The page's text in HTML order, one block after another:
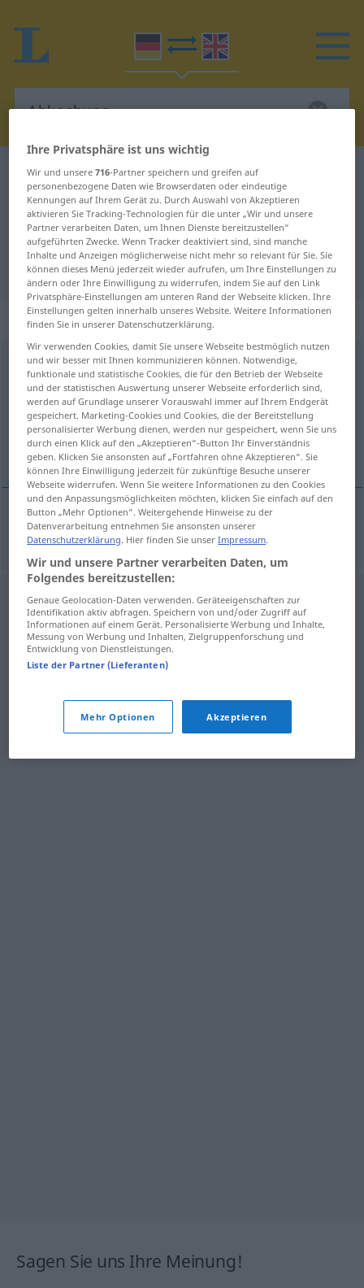
Deutsch-Englisch Wörterbuch Abkochung
Deutsch-Englisch Übersetzung für
"Abkochung"
"Abkochung" Englisch Übersetzung
„Abkochung“: Femininum
Abkochungf <Abkochung;Abkochungen>
Übersicht aller Übersetzungen
(Für mehr Details die Übersetzung anklicken/antippen)
decoction
decoction Abkochung CHEM
Sagen Sie uns Ihre Meinung!
Ihre Privatsphäre ist uns wichtig
Wir und unsere716-Partner speichern und greifen auf
personenbezogene Daten wie Browserdaten oder eindeutige
Kennungen auf Ihrem Gerät zu. Durch Auswahl von Akzeptieren
aktivieren Sie Tracking-Technologien für die unter „Wir und unsere
Partner verarbeiten Daten, um Ihnen Dienste bereitzustellen“
aufgeführten Zwecke. Wenn Tracker deaktiviert sind, sind manche
Inhalte und Anzeigen möglicherweise nicht mehr so relevant für Sie. Sie
können dieses Menü jederzeit wieder aufrufen, um Ihre Einstellungen zu
ändern oder Ihre Einwilligung zu widerrufen, indem Sie auf den Link
Privatsphäre-Einstellungen am unteren Rand der Webseite klicken. Ihre
Einstellungen gelten innerhalb unseres Website. Weitere Informationen
finden Sie in unserer Datenschutzerklärung.
Wir verwenden Cookies, damit Sie unsere Webseite bestmöglich nutzen
und wir besser mit Ihnen kommunizieren können. Notwendige,
funktionale und statistische Cookies, die für den Betrieb der Webseite
und der statistischen Auswertung unserer Webseite erforderlich sind,
werden auf Grundlage unserer Vorauswahl immer auf Ihrem Endgerät
gespeichert. Marketing-Cookies und Cookies, die der Bereitstellung
personalisierter Werbung dienen, werden nur gespeichert, wenn Sie uns
durch einen Klick auf den „Akzeptieren“-Button Ihr Einverständnis
geben. Klicken Sie ansonsten auf „Fortfahren ohne Akzeptieren“. Sie
können Ihre Einwilligung jederzeit für zukünftige Besuche unserer
Webseite widerrufen. Wenn Sie weitere Informationen zu den Cookies
und den Anpassungsmöglichkeiten möchten, klicken Sie einfach auf den
Button „Mehr Optionen“. Weitergehende Hinweise zu der
Datenverarbeitung entnehmen Sie ansonsten unserer
Datenschutzerklärung. Hier finden Sie unserImpressum.
Wir und unsere Partner verarbeiten Daten, um
Folgendes bereitzustellen:
Genaue Geolocation-Daten verwenden. Geräteeigenschaften zur
Identifikation aktiv abfragen. Speichern von und/oder Zugriff auf
Informationen auf einem Gerät. Personalisierte Werbung und Inhalte,
Messung von Werbung und Inhalten, Zielgruppenforschung und
Entwicklung von Dienstleistungen.
Liste der Partner (Lieferanten)
Mehr Optionen Akzeptieren